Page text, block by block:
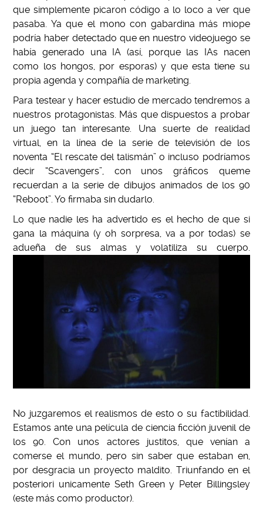
que simplemente picaron código a lo loco a ver que
pasaba. Ya que el mono con gabardina más miope
podría haber detectado que en nuestro videojuego se
había generado una IA (así, porque las IAs nacen
como los hongos, por esporas) y que esta tiene su
propia agenda y compañía de marketing.
Para testear y hacer estudio de mercado tendremos a
nuestros protagonistas. Más que dispuestos a probar
un juego tan interesante. Una suerte de realidad
virtual, en la línea de la serie de televisión de los
noventa “El rescate del talismán” o incluso podríamos
decir “Scavengers”, con unos gráficos queme
recuerdan a la serie de dibujos animados de los 90
“Reboot”. Yo firmaba sin dudarlo.
Lo que nadie les ha advertido es el hecho de que si
gana la máquina (y oh sorpresa, va a por todas) se
adueña de sus almas y volatiliza su cuerpo.
No juzgaremos el realismos de esto o su factibilidad.
Estamos ante una película de ciencia ficción juvenil de
los 90. Con unos actores justitos, que venían a
comerse el mundo, pero sin saber que estaban en,
por desgracia un proyecto maldito. Triunfando en el
posteriori unicamente Seth Green y Peter Billingsley
(este más como productor).